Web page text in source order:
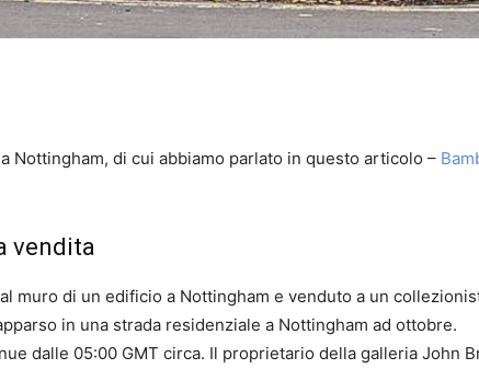
a Nottingham, di cui abbiamo parlato in questo articolo –
vendita
muro di un edificio a Nottingham e venduto a un
in una strada residenziale a Nottingham ad ottobre.
dalle 05:00 GMT circa. Il proprietario della galleria John